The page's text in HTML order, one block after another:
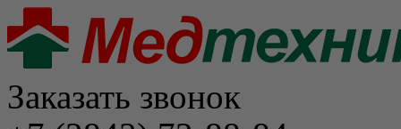
Заказать звонок